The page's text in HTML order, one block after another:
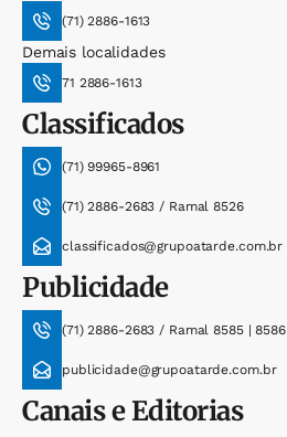
(71) 2886-1613
Demais localidades
71 2886-1613
Classificados
(71) 99965-8961
(71) 2886-2683 / Ramal 8526
classificados@grupoatarde.com.br
Publicidade
(71) 2886-2683 / Ramal 8585 | 8586
publicidade@grupoatarde.com.br
Canais e Editorias